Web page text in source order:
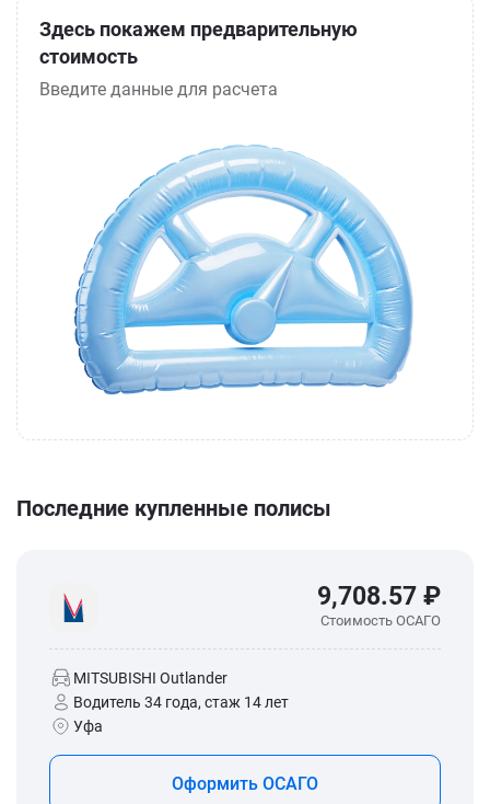
Здесь покажем предварительную
стоимость
Введите данные для расчета
Последние купленные полисы
9,708.57 ₽
Стоимость ОСАГО
MITSUBISHI Outlander
Водитель 34 года, стаж 14 лет
Уфа
Оформить ОСАГО